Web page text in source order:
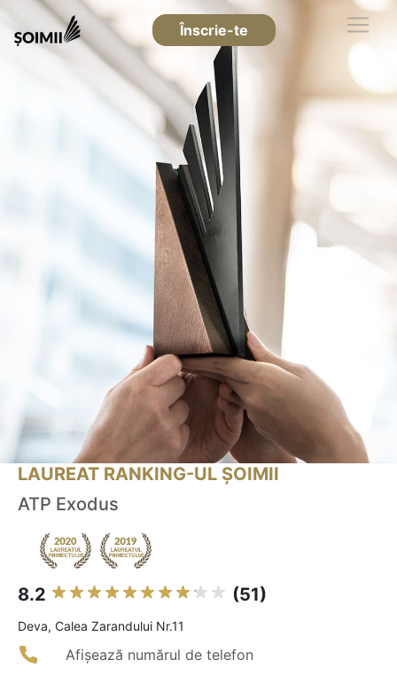
Înscrie-te
LAUREAT RANKING-UL ȘOIMII
ATP Exodus
8.2 (51)
Deva, Calea Zarandului Nr.11
Afișează numărul de telefon